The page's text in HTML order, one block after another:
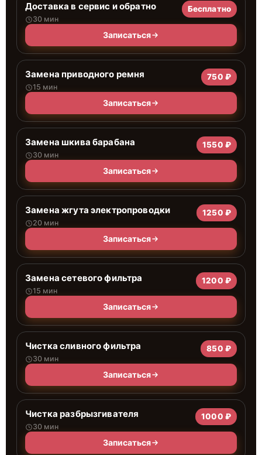
Доставка в сервис и обратно
30 мин
Бесплатно
Записаться
Замена приводного ремня
15 мин
750 ₽
Записаться
Замена шкива барабана
30 мин
1550 ₽
Записаться
Замена жгута электропроводки
20 мин
1250 ₽
Записаться
Замена сетевого фильтра
15 мин
1200 ₽
Записаться
Чистка сливного фильтра
30 мин
850 ₽
Записаться
Чистка разбрызгивателя
30 мин
1000 ₽
Записаться